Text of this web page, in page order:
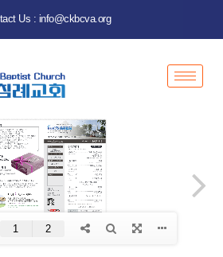
Us : info@ckbcva.org